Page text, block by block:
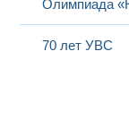
Олимпиада
70 лет УВС